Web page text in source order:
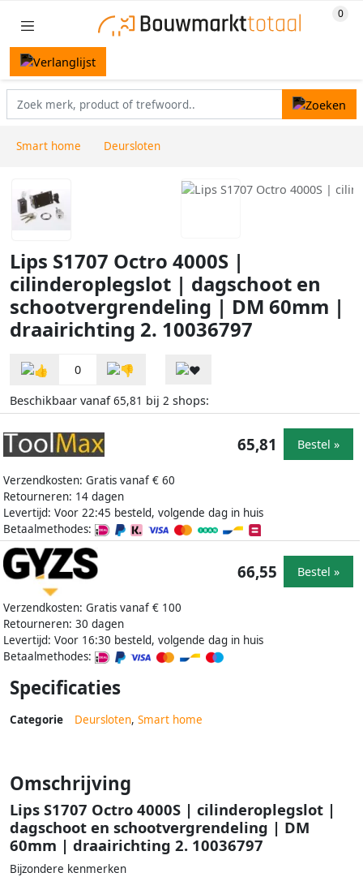
Smart home Deursloten
Lips S1707 Octro 4000S |
cilinderoplegslot | dagschoot en
schootvergrendeling | DM 60mm |
draairichting 2. 10036797
0
Beschikbaar vanaf65,81 bij 2 shops:
Verzendkosten: Gratis vanaf € 60
Retourneren: 14 dagen
Levertijd: Voor 22:45 besteld, volgende dag in huis
Betaalmethodes:
65,81 Bestel »
Verzendkosten: Gratis vanaf € 100
Retourneren: 30 dagen
Levertijd: Voor 16:30 besteld, volgende dag in huis
Betaalmethodes:
66,55 Bestel »
Specificaties
Categorie Deursloten, Smart home
Omschrijving
Lips S1707 Octro 4000S | cilinderoplegslot |
dagschoot en schootvergrendeling | DM
60mm | draairichting 2. 10036797
Bijzondere kenmerken